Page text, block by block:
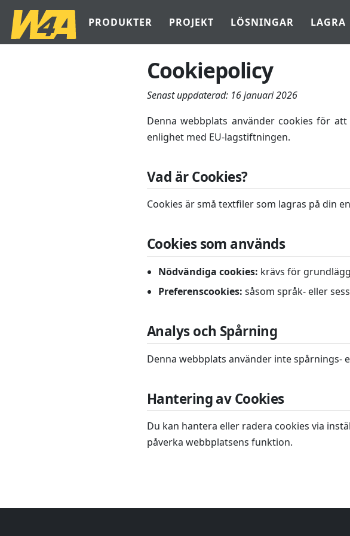
PRODUKTER PROJEKT LÖSNINGAR LAGRA
Cookiepolicy
Senast uppdaterad: 16 januari 2026
Denna webbplats använder cookies för
enlighet med EU-lagstiftningen.
Vad är Cookies?
Cookies är små textfiler som lagras på din
Cookies som används
Nödvändiga cookies: krävs för
Preferenscookies: såsom språk- eller
Analys och Spårning
Denna webbplats använder inte
Hantering av Cookies
Du kan hantera eller radera cookies via
påverka webbplatsens funktion.